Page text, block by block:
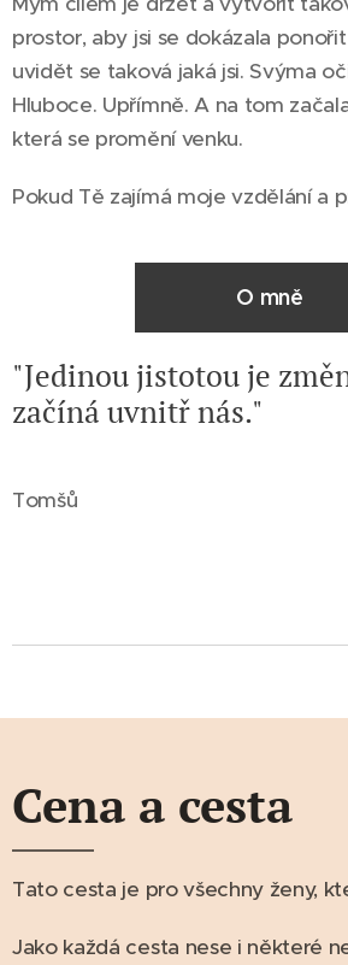
prostor, aby jsi se dokázala
uvidět se taková jaká jsi. Svýma
Hluboce. Upřímně. A na tom
která se promění venku.
Pokud Tě zajímá moje vzdělání a
O mně
"Jedinou jistotou je
začíná uvnitř nás."
Tomšů
Cena a cesta
Tato cesta je pro všechny ženy,
Jako každá cesta nese i některé